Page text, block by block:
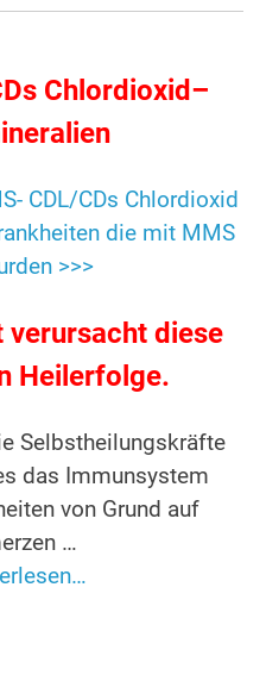
Chlordioxid–
CDL/CDs Chlordioxid
die mit MMS
>>>
verursacht diese
Heilerfolge.
Selbstheilungskräfte
das Immunsystem
von Grund auf
…